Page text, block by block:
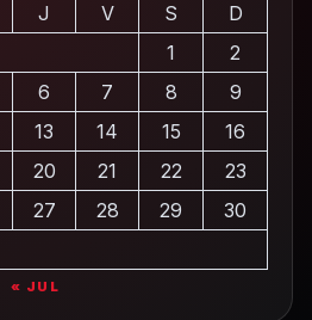
J V S
D
1
2
6 7 8
9
13 14 15
16
20 21 22
23
27 28 29
30
« JUL